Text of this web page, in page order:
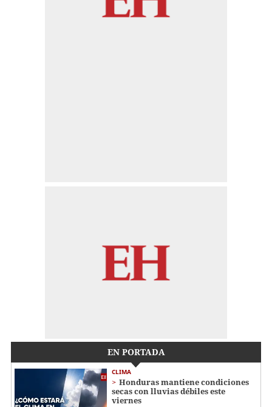
EN PORTADA
CLIMA
Honduras mantiene condiciones
secas con lluvias débiles este
viernes